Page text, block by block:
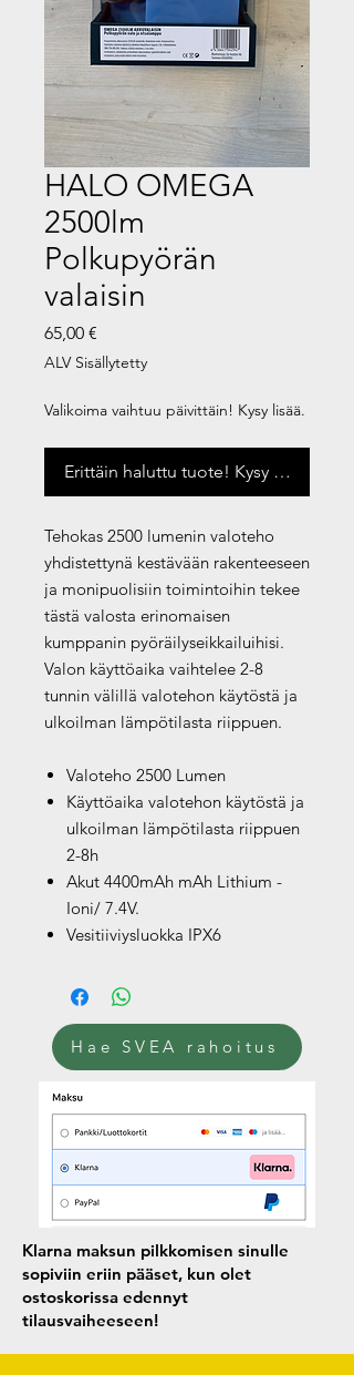
HALO OMEGA
2500lm
Polkupyörän
valaisin
65,00 €
ALV Sisällytetty
Valikoima vaihtuu päivittäin! Kysy lisää.
Erittäin haluttu tuote! Kysy saatavuus
Tehokas 2500 lumenin valoteho
yhdistettynä kestävään rakenteeseen
ja monipuolisiin toimintoihin tekee
tästä valosta erinomaisen
kumppanin pyöräilyseikkailuihisi.
Valon käyttöaika vaihtelee 2-8
tunnin välillä valotehon käytöstä ja
ulkoilman lämpötilasta riippuen.
Valoteho 2500 Lumen
Käyttöaika valotehon käytöstä ja
ulkoilman lämpötilasta riippuen
2-8h
Akut 4400mAh mAh Lithium -
Ioni/ 7.4V.
Vesitiiviysluokka IPX6
Hae SVEA rahoitus
Klarna maksun pilkkomisen sinulle
sopiviin eriin pääset, kun olet
ostoskorissa edennyt
tilausvaiheeseen!